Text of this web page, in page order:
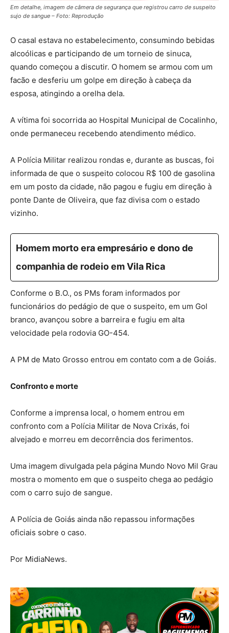
Em detalhe, imagem de câmera de segurança que registrou carro de suspeito
sujo de sangue – Foto: Reprodução
O casal estava no estabelecimento, consumindo bebidas
alcoólicas e participando de um torneio de sinuca,
quando começou a discutir. O homem se armou com um
facão e desferiu um golpe em direção à cabeça da
esposa, atingindo a orelha dela.
A vítima foi socorrida ao Hospital Municipal de Cocalinho,
onde permaneceu recebendo atendimento médico.
A Polícia Militar realizou rondas e, durante as buscas, foi
informada de que o suspeito colocou R$ 100 de gasolina
em um posto da cidade, não pagou e fugiu em direção à
ponte Dante de Oliveira, que faz divisa com o estado
vizinho.
Homem morto era empresário e dono de
companhia de rodeio em Vila Rica
Conforme o B.O., os PMs foram informados por
funcionários do pedágio de que o suspeito, em um Gol
branco, avançou sobre a barreira e fugiu em alta
velocidade pela rodovia GO-454.
A PM de Mato Grosso entrou em contato com a de Goiás.
Confronto e morte
Conforme a imprensa local, o homem entrou em
confronto com a Polícia Militar de Nova Crixás, foi
alvejado e morreu em decorrência dos ferimentos.
Uma imagem divulgada pela página Mundo Novo Mil Grau
mostra o momento em que o suspeito chega ao pedágio
com o carro sujo de sangue.
A Polícia de Goiás ainda não repassou informações
oficiais sobre o caso.
Por MidiaNews.